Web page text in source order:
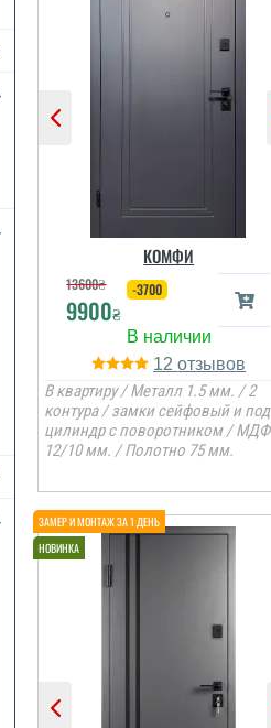
КОМФИ
13600₴
9900₴
-3700
12
В квартиру / Металл 1.5 мм. / 2
контура / замки сейфовый и под
цилиндр с поворотником / МДФ
12/10 мм. / Полотно 75 мм.